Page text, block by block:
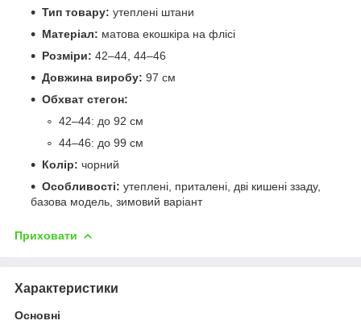
Тип товару: утеплені штани
Матеріал: матова екошкіра на флісі
Розміри: 42–44, 44–46
Довжина виробу: 97 см
Обхват стегон:
42–44: до 92 см
44–46: до 99 см
Колір: чорний
Особливості: утеплені, приталені, дві кишені ззаду,
базова модель, зимовий варіант
Приховати
Характеристики
Основні